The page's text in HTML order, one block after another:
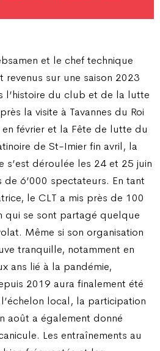
et le chef technique
sur une saison 2023
l’histoire du club et de la lutte
la visite à Tavannes du Roi
février et la Fête de lutte du
de St-Imier fin avril, la
s’est déroulée les 24 et 25 juin
de 6’000 spectateurs. En tant
le CLT a mis près de 100
qui se sont partagé quelque
Même si son organisation
tranquille, notamment en
ans lié à la pandémie,
2019 aura finalement été
local, la participation
août a également donné
Les entraînements au